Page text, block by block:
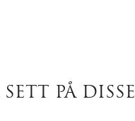
PÅ DISSE